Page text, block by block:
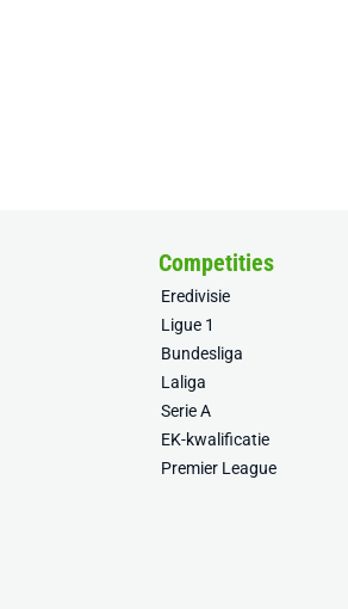
Competities
Eredivisie
Ligue 1
Bundesliga
Laliga
Serie A
EK-kwalificatie
Premier League